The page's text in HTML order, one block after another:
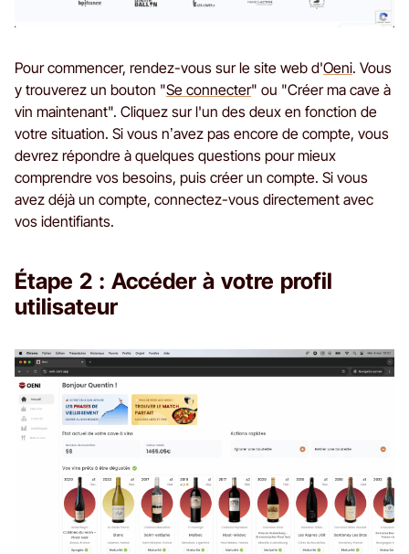
Pour commencer, rendez-vous sur le site web d'Oeni. Vous
y trouverez un bouton "Se connecter" ou "Créer ma cave à
vin maintenant". Cliquez sur l'un des deux en fonction de
votre situation. Si vous n’avez pas encore de compte, vous
devrez répondre à quelques questions pour mieux
comprendre vos besoins, puis créer un compte. Si vous
avez déjà un compte, connectez-vous directement avec
vos identifiants.
Étape 2 : Accéder à votre profil
utilisateur